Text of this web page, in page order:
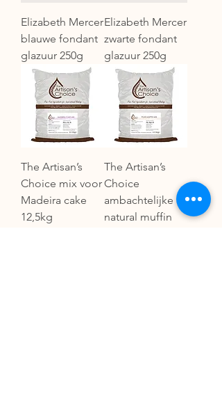
Elizabeth Mercer
blauwe fondant
glazuur 250g
Elizabeth Mercer
zwarte fondant
glazuur 250g
The Artisan’s
Choice mix voor
Madeira cake
12,5kg
The Artisan’s
Choice
ambachtelijke
natural muffin